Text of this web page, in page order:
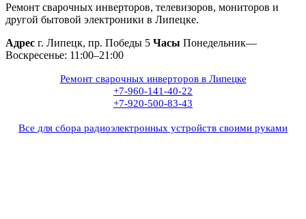
Ремонт сварочных инверторов, телевизоров, мониторов и
другой бытовой электроники в Липецке.
Адрес г. Липецк, пр. Победы 5 Часы Понедельник—
Воскресенье: 11:00–21:00
Ремонт сварочных инверторов в Липецке
+7-960-141-40-22
+7-920-500-83-43
Все для сбора радиоэлектронных устройств своими руками